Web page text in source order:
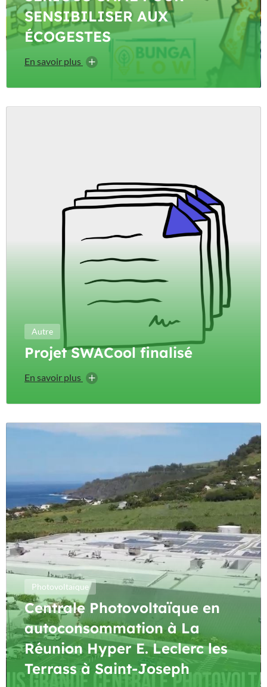
SENSIBILISER AUX
ÉCOGESTES
En savoir plus
Autre
Projet SWACool finalisé
En savoir plus
Photovoltaïque
Centrale Photovoltaïque en
autoconsommation à La
Réunion Hyper E. Leclerc les
Terrass à Saint-Joseph